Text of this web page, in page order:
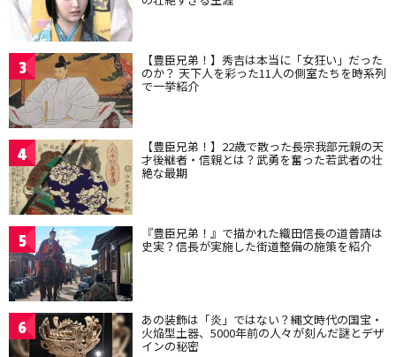
3 【豊臣兄弟！】秀吉は本当に「女狂い」だった
のか？ 天下人を彩った11人の側室たちを時系列
で一挙紹介
4 【豊臣兄弟！】22歳で散った長宗我部元親の天
才後継者・信親とは？武勇を奮った若武者の壮
絶な最期
5 『豊臣兄弟！』で描かれた織田信長の道普請は
史実？信長が実施した街道整備の施策を紹介
6 あの装飾は「炎」ではない？縄文時代の国宝・
火焔型土器、5000年前の人々が刻んだ謎とデザ
インの秘密